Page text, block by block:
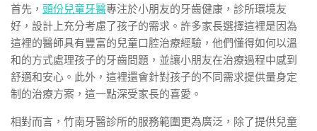
首先， 頭份兒童牙醫專注於小朋友的牙齒健康，診所環境友
好，設計上充分考慮了孩子的需求。許多家長選擇這裡是因為
這裡的醫師具有豐富的兒童口腔治療經驗，他們懂得如何以溫
和的方式處理孩子的牙齒問題，並讓小朋友在治療過程中感到
舒適和安心。此外，這裡還會針對孩子的不同需求提供量身定
制的治療方案，這一點深受家長的喜愛。
相對而言，竹南牙醫診所的服務範圍更為廣泛，除了提供兒童